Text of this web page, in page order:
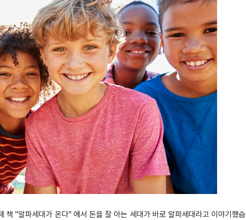
책 "알파세대가 온다" 에서 돈을 잘 아는 세대가 바로 알파세대라고 이야기했습